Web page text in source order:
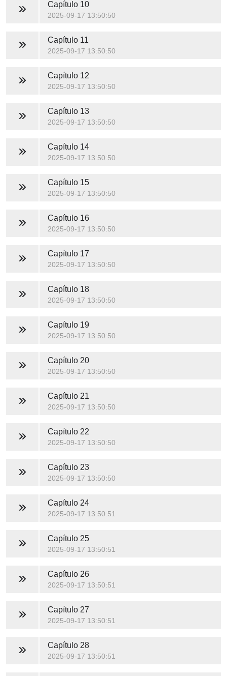
Capítulo 10
2025-09-17 13:50:50
Capítulo 11
2025-09-17 13:50:50
Capítulo 12
2025-09-17 13:50:50
Capítulo 13
2025-09-17 13:50:50
Capítulo 14
2025-09-17 13:50:50
Capítulo 15
2025-09-17 13:50:50
Capítulo 16
2025-09-17 13:50:50
Capítulo 17
2025-09-17 13:50:50
Capítulo 18
2025-09-17 13:50:50
Capítulo 19
2025-09-17 13:50:50
Capítulo 20
2025-09-17 13:50:50
Capítulo 21
2025-09-17 13:50:50
Capítulo 22
2025-09-17 13:50:50
Capítulo 23
2025-09-17 13:50:50
Capítulo 24
2025-09-17 13:50:51
Capítulo 25
2025-09-17 13:50:51
Capítulo 26
2025-09-17 13:50:51
Capítulo 27
2025-09-17 13:50:51
Capítulo 28
2025-09-17 13:50:51